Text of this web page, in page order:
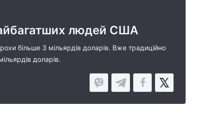
людей США
більше 3 мільярдів доларів. Вже традиційно
доларів.